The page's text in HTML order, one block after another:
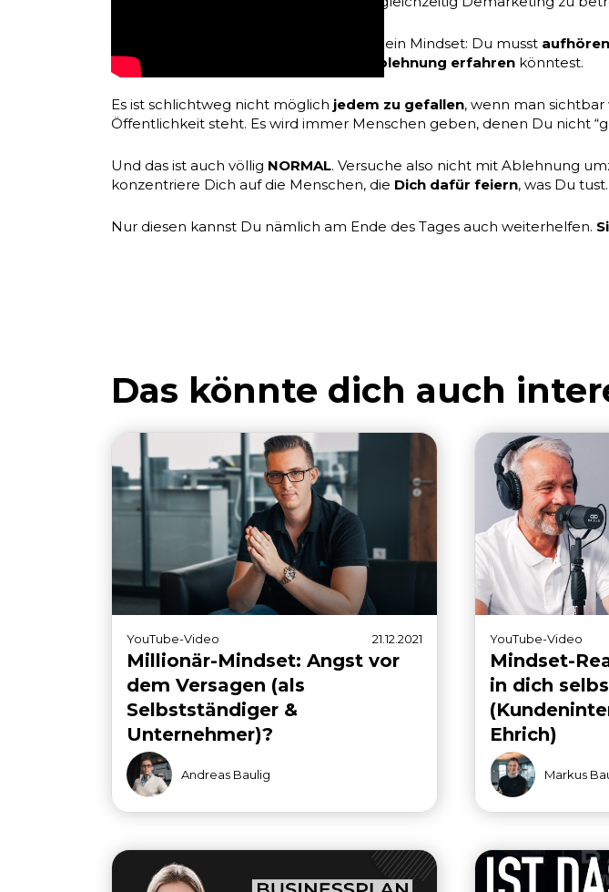
Die Kernaussage ist also bezogen auf Dein Mindset: Du musst
sichtbar zu werden, weil Du dadurch
Ablehnung erfahren könntest.
Es ist schlichtweg nicht möglich jedem zu gefallen, wenn man sichtbar
Öffentlichkeit steht. Es wird immer Menschen geben, denen Du nicht
Und das ist auch völlig NORMAL. Versuche also nicht mit Ablehnung
konzentriere Dich auf die Menschen, die Dich dafür feiern, was Du tust.
Nur diesen kannst Du nämlich am Ende des Tages auch weiterhelfen.
Das könnte dich auch
YouTube-Video 21.12.2021
Millionär-Mindset: Angst vor
dem Versagen (als
Selbstständiger &
Unternehmer)?
Andreas Baulig
YouTube-Video
Mindset-
in dich
Ehrich)
Markus